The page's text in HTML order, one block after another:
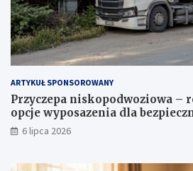
ARTYKUŁ SPONSOROWANY
Przyczepa niskopodwoziowa –
opcje wyposazenia dla
6 lipca 2026